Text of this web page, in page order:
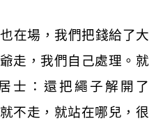
在場，我們把錢給了大
走，我們自己處理。就
士：還把繩子解開了
不走，就站在哪兒，很